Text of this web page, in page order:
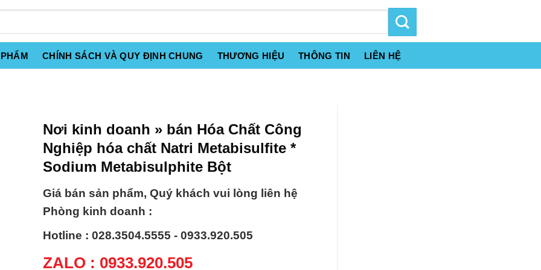
CHÍNH SÁCH VÀ QUY ĐỊNH CHUNG THƯƠNG HIỆU THÔNG TIN LIÊN HỆ
Nơi kinh doanh » bán Hóa Chất Công
Nghiệp hóa chất Natri Metabisulfite *
Sodium Metabisulphite Bột
Giá bán sản phẩm, Quý khách vui lòng liên hệ
Phòng kinh doanh :
Hotline : 028.3504.5555 - 0933.920.505
ZALO : 0933.920.505